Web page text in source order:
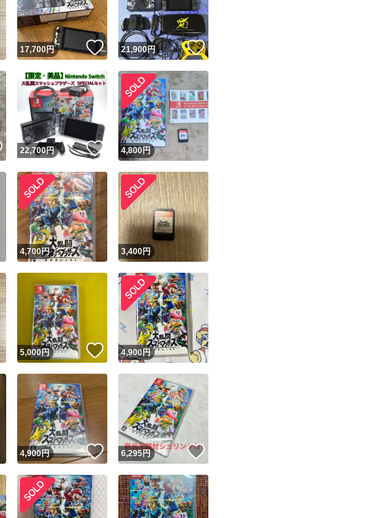
17,700円 いいね！
21,900円 いいね！
いいね！
22,700円 いいね！
4,800円
4,700円 3,400円
5,000円 いいね！
4,900円
4,900円 いいね！
6,295円